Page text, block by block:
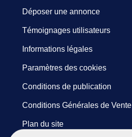
Déposer une annonce
Témoignages utilisateurs
Informations légales
Paramètres des cookies
Conditions de publication
Conditions Générales de Vente
Plan du site